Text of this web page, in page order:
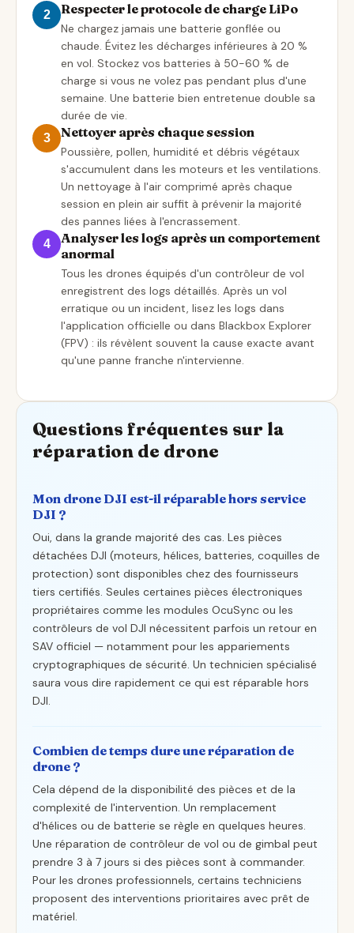
2 Respecter le protocole de charge LiPo
Ne chargez jamais une batterie gonflée ou
chaude. Évitez les décharges inférieures à 20 %
en vol. Stockez vos batteries à 50-60 % de
charge si vous ne volez pas pendant plus d'une
semaine. Une batterie bien entretenue double sa
durée de vie.
3 Nettoyer après chaque session
Poussière, pollen, humidité et débris végétaux
s'accumulent dans les moteurs et les ventilations.
Un nettoyage à l'air comprimé après chaque
session en plein air suffit à prévenir la majorité
des pannes liées à l'encrassement.
4
Analyser les logs après un comportement
anormal
Tous les drones équipés d'un contrôleur de vol
enregistrent des logs détaillés. Après un vol
erratique ou un incident, lisez les logs dans
l'application officielle ou dans Blackbox Explorer
(FPV) : ils révèlent souvent la cause exacte avant
qu'une panne franche n'intervienne.
Questions fréquentes sur la
réparation de drone
Mon drone DJI est-il réparable hors service
DJI ?
Oui, dans la grande majorité des cas. Les pièces
détachées DJI (moteurs, hélices, batteries, coquilles de
protection) sont disponibles chez des fournisseurs
tiers certifiés. Seules certaines pièces électroniques
propriétaires comme les modules OcuSync ou les
contrôleurs de vol DJI nécessitent parfois un retour en
SAV officiel — notamment pour les appariements
cryptographiques de sécurité. Un technicien spécialisé
saura vous dire rapidement ce qui est réparable hors
DJI.
Combien de temps dure une réparation de
drone ?
Cela dépend de la disponibilité des pièces et de la
complexité de l'intervention. Un remplacement
d'hélices ou de batterie se règle en quelques heures.
Une réparation de contrôleur de vol ou de gimbal peut
prendre 3 à 7 jours si des pièces sont à commander.
Pour les drones professionnels, certains techniciens
proposent des interventions prioritaires avec prêt de
matériel.